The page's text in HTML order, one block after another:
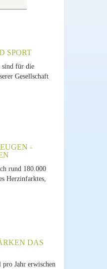
SPORT
sind für die
Gesellschaft
-
rund 180.000
Herzinfarktes,
DAS
Jahr erwischen